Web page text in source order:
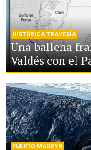
HISTÓRICA TRAVESÍA
Una ballena
Valdés con el
PUERTO MADRYN